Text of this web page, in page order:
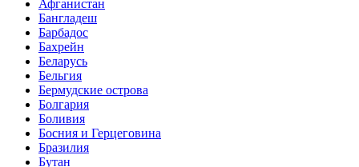
Афганистан
Бангладеш
Барбадос
Бахрейн
Беларусь
Бельгия
Бермудские острова
Болгария
Боливия
Босния и Герцеговина
Бразилия
Бутан